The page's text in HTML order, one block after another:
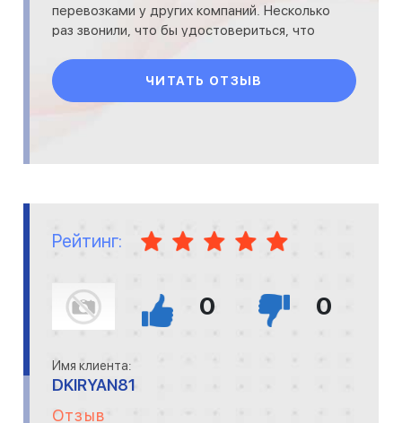
перевозками у других компаний. Несколько
раз звонили, что бы удостовериться, что
ЧИТАТЬ ОТЗЫВ
Рейтинг:
0 0
Имя клиента:
DKIRYAN81
Отзыв